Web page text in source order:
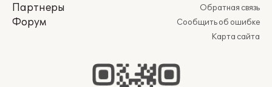
Партнеры
Форум
Обратная связь
Сообщить об ошибке
Карта сайта